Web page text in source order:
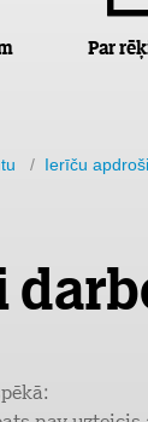
Par
/ Ierīču